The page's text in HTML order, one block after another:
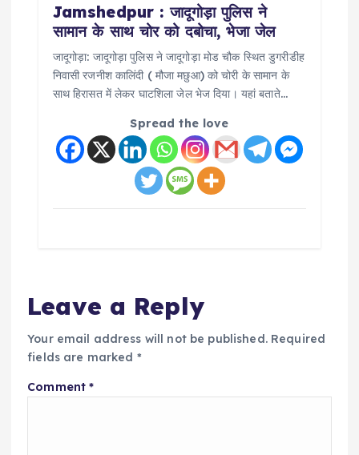
Jamshedpur : जादूगोड़ा पुलिस ने
सामान के साथ चोर को दबोचा, भेजा जेल
जादूगोड़ा: जादूगोड़ा पुलिस ने जादूगोड़ा मोड चौक स्थित डुगरीडीह
निवासी रजनीश कालिंदी ( मौजा मछुआ) को चोरी के सामान के
साथ हिरासत में लेकर घाटशिला जेल भेज दिया। यहां बताते…
Spread the love
Leave a Reply
Your email address will not be published. Required
fields are marked *
Comment*